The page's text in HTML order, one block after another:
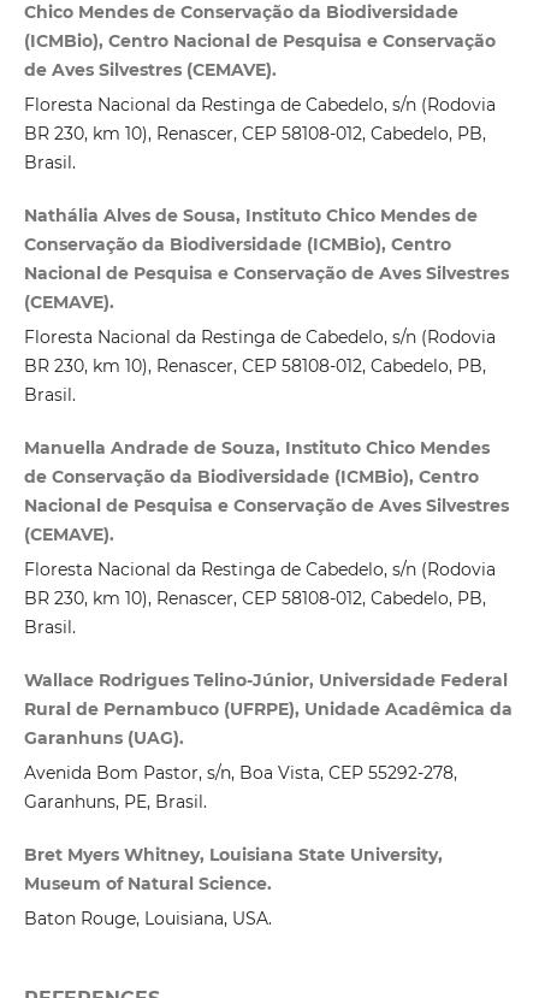
Chico Mendes de Conservação da Biodiversidade
(ICMBio), Centro Nacional de Pesquisa e Conservação
de Aves Silvestres (CEMAVE).
Floresta Nacional da Restinga de Cabedelo, s/n (Rodovia
BR 230, km 10), Renascer, CEP 58108‑012, Cabedelo, PB,
Brasil.
Nathália Alves de Sousa, Instituto Chico Mendes de
Conservação da Biodiversidade (ICMBio), Centro
Nacional de Pesquisa e Conservação de Aves Silvestres
(CEMAVE).
Floresta Nacional da Restinga de Cabedelo, s/n (Rodovia
BR 230, km 10), Renascer, CEP 58108‑012, Cabedelo, PB,
Brasil.
Manuella Andrade de Souza, Instituto Chico Mendes
de Conservação da Biodiversidade (ICMBio), Centro
Nacional de Pesquisa e Conservação de Aves Silvestres
(CEMAVE).
Floresta Nacional da Restinga de Cabedelo, s/n (Rodovia
BR 230, km 10), Renascer, CEP 58108‑012, Cabedelo, PB,
Brasil.
Wallace Rodrigues Telino-Júnior, Universidade Federal
Rural de Pernambuco (UFRPE), Unidade Acadêmica da
Garanhuns (UAG).
Avenida Bom Pastor, s/n, Boa Vista, CEP 55292‑278,
Garanhuns, PE, Brasil.
Bret Myers Whitney, Louisiana State University,
Museum of Natural Science.
Baton Rouge, Louisiana, USA.